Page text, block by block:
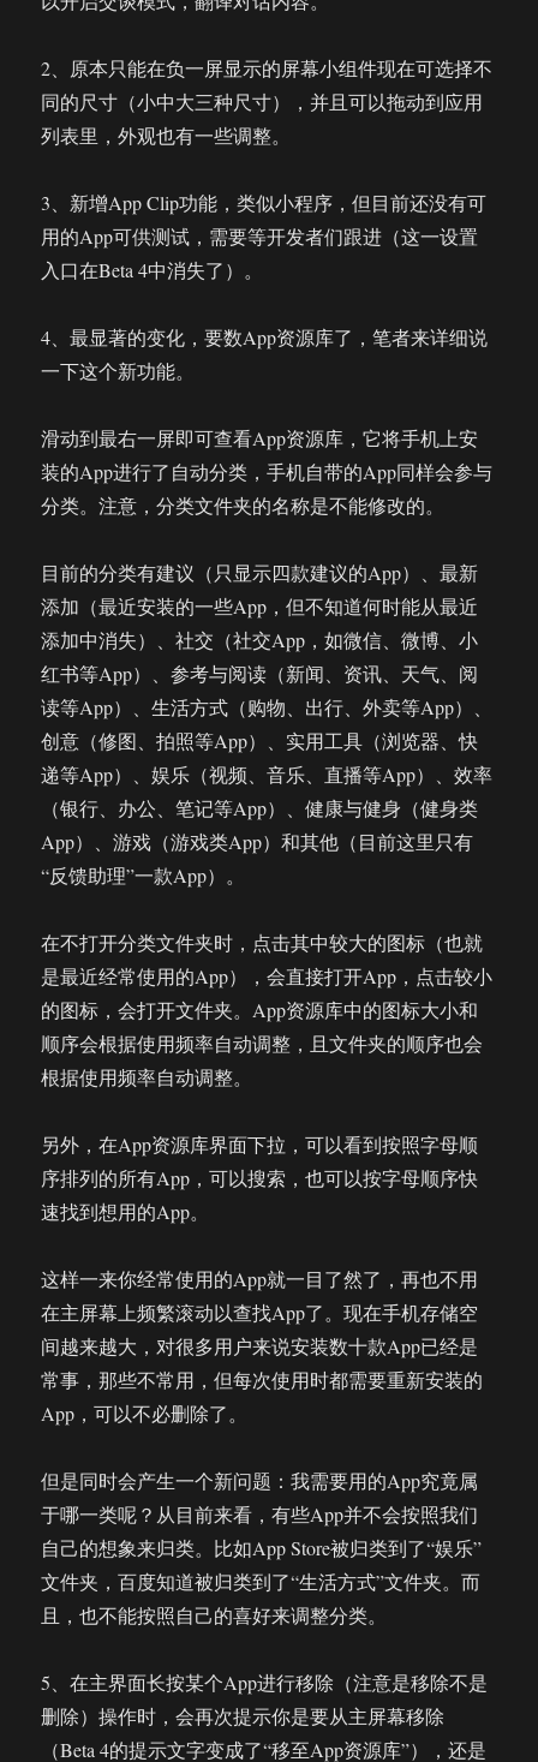
2、原本只能在负一屏显示的屏幕小组件现在可选择不
同的尺寸（小中大三种尺寸），并且可以拖动到应用
列表里，外观也有一些调整。
3、新增App Clip功能，类似小程序，但目前还没有可
用的App可供测试，需要等开发者们跟进（这一设置
入口在Beta 4中消失了）。
4、最显著的变化，要数App资源库了，笔者来详细说
一下这个新功能。
滑动到最右一屏即可查看App资源库，它将手机上安
装的App进行了自动分类，手机自带的App同样会参与
分类。注意，分类文件夹的名称是不能修改的。
目前的分类有建议（只显示四款建议的App）、最新
添加（最近安装的一些App，但不知道何时能从最近
添加中消失）、社交（社交App，如微信、微博、小
红书等App）、参考与阅读（新闻、资讯、天气、阅
读等App）、生活方式（购物、出行、外卖等App）、
创意（修图、拍照等App）、实用工具（浏览器、快
递等App）、娱乐（视频、音乐、直播等App）、效率
（银行、办公、笔记等App）、健康与健身（健身类
App）、游戏（游戏类App）和其他（目前这里只有
“反馈助理”一款App）。
在不打开分类文件夹时，点击其中较大的图标（也就
是最近经常使用的App），会直接打开App，点击较小
的图标，会打开文件夹。App资源库中的图标大小和
顺序会根据使用频率自动调整，且文件夹的顺序也会
根据使用频率自动调整。
另外，在App资源库界面下拉，可以看到按照字母顺
序排列的所有App，可以搜索，也可以按字母顺序快
速找到想用的App。
这样一来你经常使用的App就一目了然了，再也不用
在主屏幕上频繁滚动以查找App了。现在手机存储空
间越来越大，对很多用户来说安装数十款App已经是
常事，那些不常用，但每次使用时都需要重新安装的
App，可以不必删除了。
但是同时会产生一个新问题：我需要用的App究竟属
于哪一类呢？从目前来看，有些App并不会按照我们
自己的想象来归类。比如App Store被归类到了“娱乐”
文件夹，百度知道被归类到了“生活方式”文件夹。而
且，也不能按照自己的喜好来调整分类。
5、在主界面长按某个App进行移除（注意是移除不是
删除）操作时，会再次提示你是要从主屏幕移除
（Beta 4的提示文字变成了“移至App资源库”），还是